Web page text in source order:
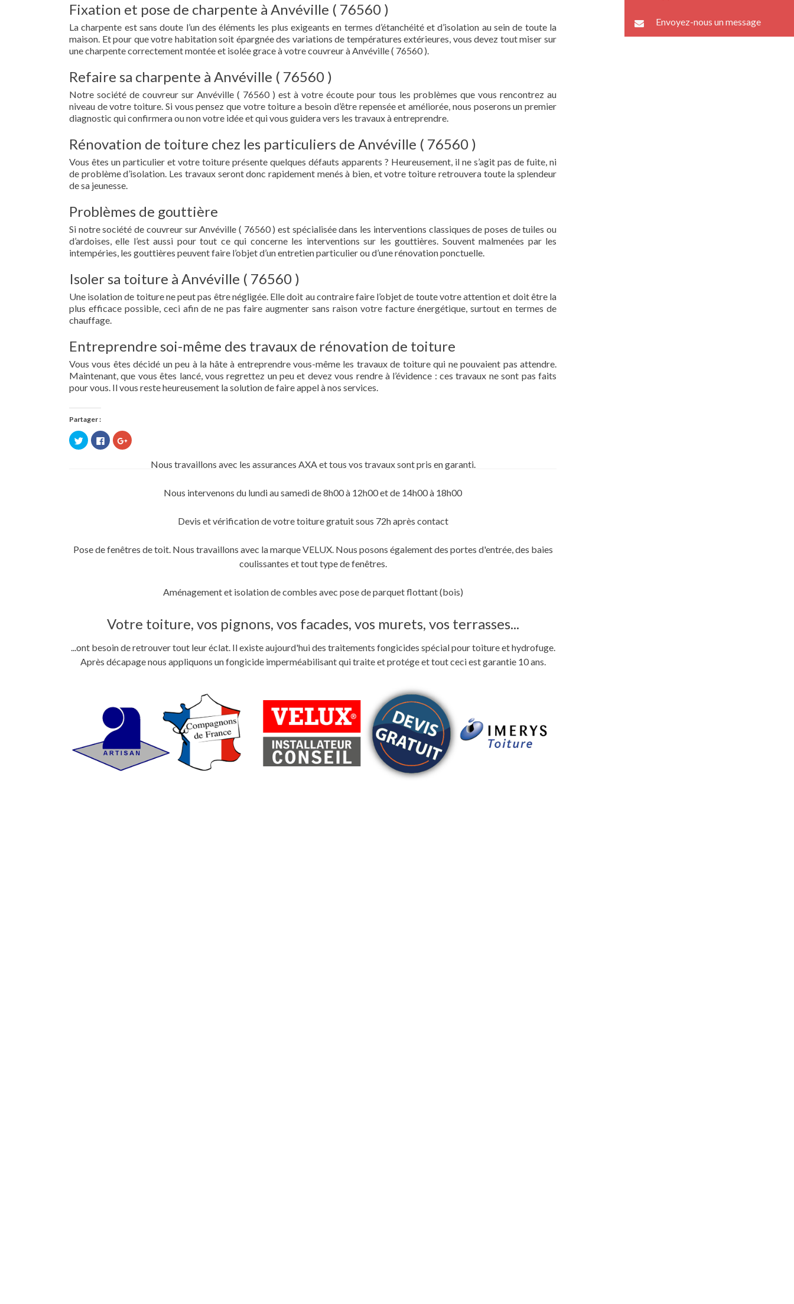
Fixation et pose de charpente à Anvéville ( 76560 )
La charpente est sans doute l’un des éléments les plus exigeants en termes d’étanchéité et d’isolation au sein de toute la
maison. Et pour que votre habitation soit épargnée des variations de températures extérieures, vous devez tout miser sur
une charpente correctement montée et isolée grace à votre couvreur à Anvéville ( 76560 ).
Refaire sa charpente à Anvéville ( 76560 )
Notre société de couvreur sur Anvéville ( 76560 ) est à votre écoute pour tous les problèmes que vous rencontrez au
niveau de votre toiture. Si vous pensez que votre toiture a besoin d’être repensée et améliorée, nous poserons un premier
diagnostic qui confirmera ou non votre idée et qui vous guidera vers les travaux à entreprendre.
Rénovation de toiture chez les particuliers de Anvéville ( 76560 )
Vous êtes un particulier et votre toiture présente quelques défauts apparents ? Heureusement, il ne s’agit pas de fuite, ni
de problème d’isolation. Les travaux seront donc rapidement menés à bien, et votre toiture retrouvera toute la splendeur
de sa jeunesse.
Problèmes de gouttière
Si notre société de couvreur sur Anvéville ( 76560 ) est spécialisée dans les interventions classiques de poses de tuiles ou
d’ardoises, elle l’est aussi pour tout ce qui concerne les interventions sur les gouttières. Souvent malmenées par les
intempéries, les gouttières peuvent faire l’objet d’un entretien particulier ou d’une rénovation ponctuelle.
Isoler sa toiture à Anvéville ( 76560 )
Une isolation de toiture ne peut pas être négligée. Elle doit au contraire faire l’objet de toute votre attention et doit être la
plus efficace possible, ceci afin de ne pas faire augmenter sans raison votre facture énergétique, surtout en termes de
chauffage.
Entreprendre soi-même des travaux de rénovation de toiture
Vous vous êtes décidé un peu à la hâte à entreprendre vous-même les travaux de toiture qui ne pouvaient pas attendre.
Maintenant, que vous êtes lancé, vous regrettez un peu et devez vous rendre à l’évidence : ces travaux ne sont pas faits
pour vous. Il vous reste heureusement la solution de faire appel à nos services.
Partager :
Cliquez
pour
partager
Cliquez
pour
partager
Facebook(ouvre
Cliquez
pour
Google+Nous travaillons avec les assurances AXA et tous vos travaux sont pris en garanti.
Nous intervenons du lundi au samedi de 8h00 à 12h00 et de 14h00 à 18h00
Devis et vérification de votre toiture gratuit sous 72h après contact
Pose de fenêtres de toit. Nous travaillons avec la marque VELUX. Nous posons également des portes d'entrée, des baies
coulissantes et tout type de fenêtres.
Aménagement et isolation de combles avec pose de parquet flottant (bois)
Votre toiture, vos pignons, vos facades, vos murets, vos terrasses...
...ont besoin de retrouver tout leur éclat. Il existe aujourd'hui des traitements fongicides spécial pour toiture et hydrofuge.
Après décapage nous appliquons un fongicide imperméabilisant qui traite et protége et tout ceci est garantie 10 ans.
Envoyez-nous un message